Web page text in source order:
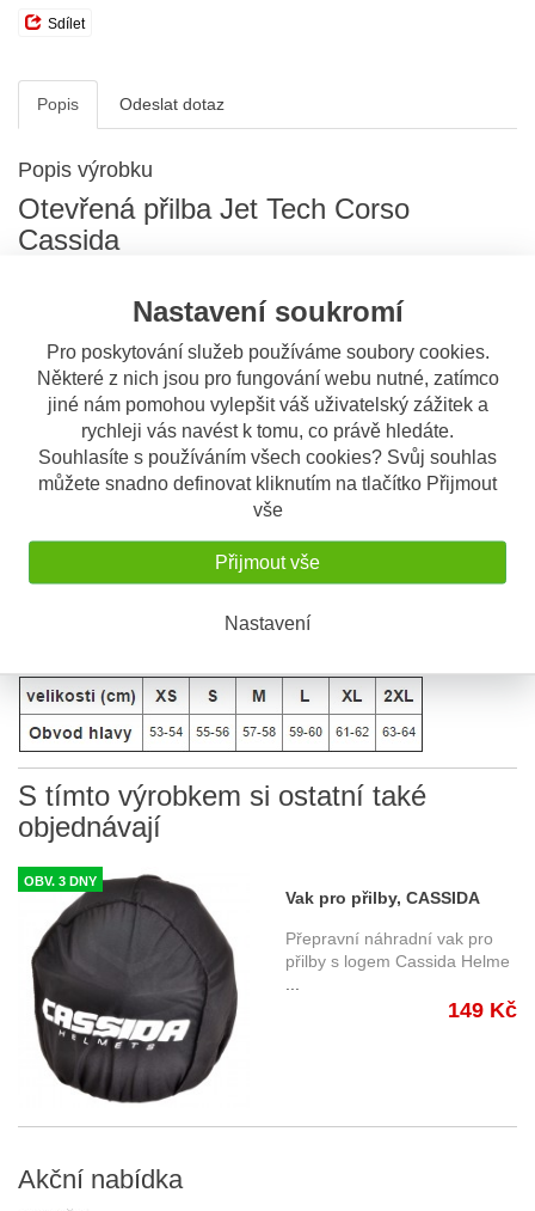
Nastavení soukromí
Pro poskytování služeb používáme soubory cookies.
Některé z nich jsou pro fungování webu nutné, zatímco
jiné nám pomohou vylepšit váš uživatelský zážitek a
rychleji vás navést k tomu, co právě hledáte.
Souhlasíte s používáním všech cookies? Svůj souhlas
můžete snadno definovat kliknutím na tlačítko Přijmout
vše
Přijmout vše
Nastavení
Sdílet
Popis Odeslat dotaz
Popis výrobku
Otevřená přilba Jet Tech Corso
Cassida
každý, kdo do světa motocyklů pronikl prostřednictvím českých
strojů Jawa nebo ČZ. Populární přilby, vyráběné družstvem Tvar
v Pardubicích, chránily zdraví několika generací motorkářů.
Polykarbonátová skořepina
Sluneční clona
Dlouhé plexi s antifog protimlžící úpravou, dorazy a
rychloodepínacím mechanismem
Bezpečnostní zapínání řemínku pomocí mikrometrické
přezky
Odnímatelný a pratelný interiér
Ventilační systém s uzavíratelnými kryty ventilací
1450 g
Vak pro přilbu
S tímto výrobkem si ostatní také
objednávají
OBV. 3 DNY
Vak pro přilby, CASSIDA
Přepravní náhradní vak pro
přilby s logem Cassida Helme
149 Kč
Akční nabídka